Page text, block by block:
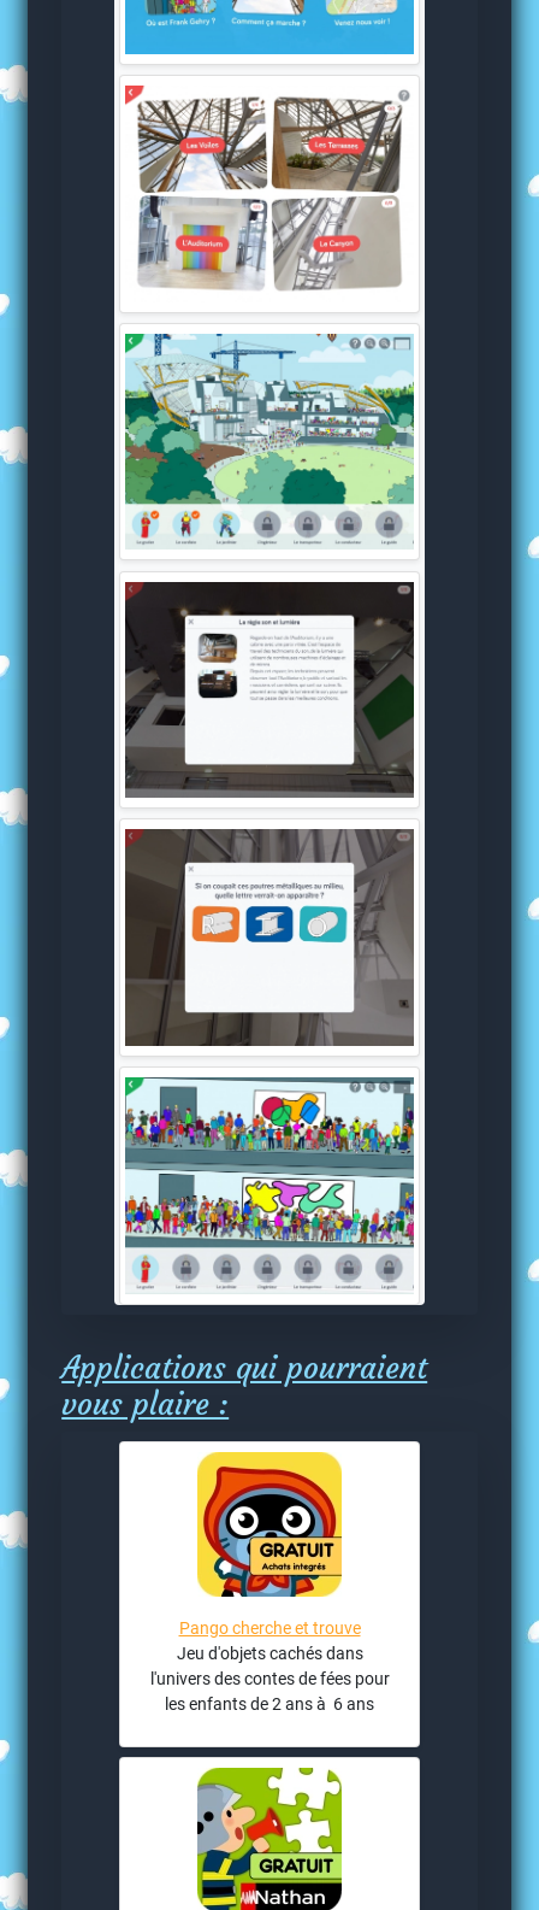
Applications qui pourraient
vous plaire :
Pango cherche et trouve
Jeu d'objets cachés dans
l'univers des contes de fées pour
les enfants de 2 ans à 6 ans